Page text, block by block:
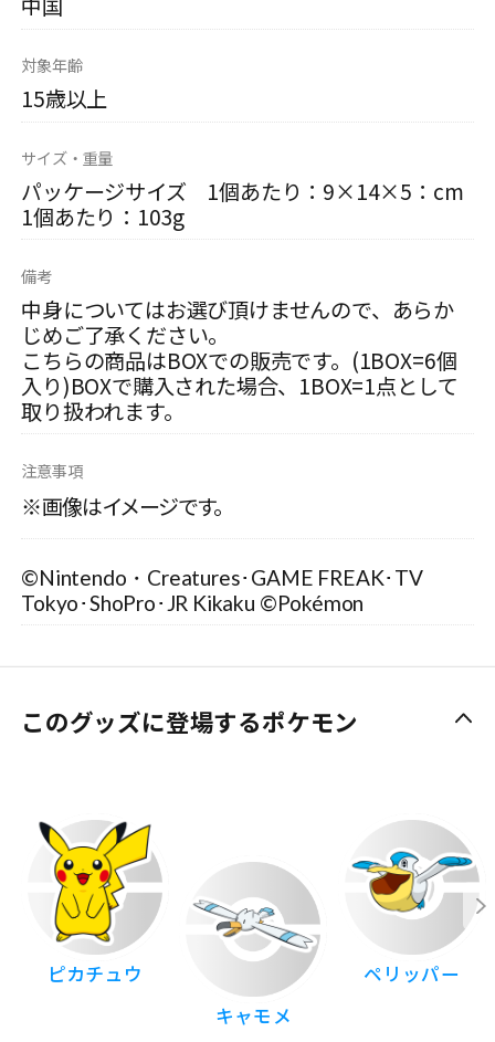
対象年齢
15歳以上
サイズ・重量
パッケージサイズ 1個あたり：9×14×5：cm
1個あたり：103g
備考
中身についてはお選び頂けませんので、あらか
じめご了承ください。
こちらの商品はBOXでの販売です。(1BOX=6個
入り)BOXで購入された場合、1BOX=1点として
取り扱われます。
注意事項
※画像はイメージです。
©Nintendo・Creatures･GAME FREAK･TV
Tokyo･ShoPro･JR Kikaku ©Pokémon
このグッズに登場するポケモン
ピカチュウ
キャモメ
ペリッパー